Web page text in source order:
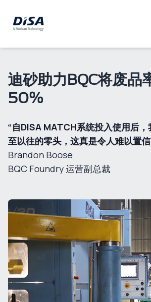
迪砂助力BQC将废品
50%
“自DISA MATCH系统投入使用后
至以往的零头，这真是令人难以置
Brandon Boose
BQC Foundry 运营副总裁